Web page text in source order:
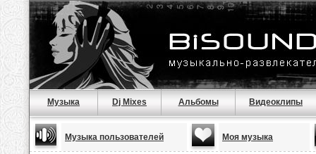
Музыка Dj Mixes Альбомы Видеоклипы
Музыка пользователей Моя музыка